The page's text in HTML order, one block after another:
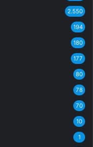
2.550
194
180
177
80
78
70
10
1